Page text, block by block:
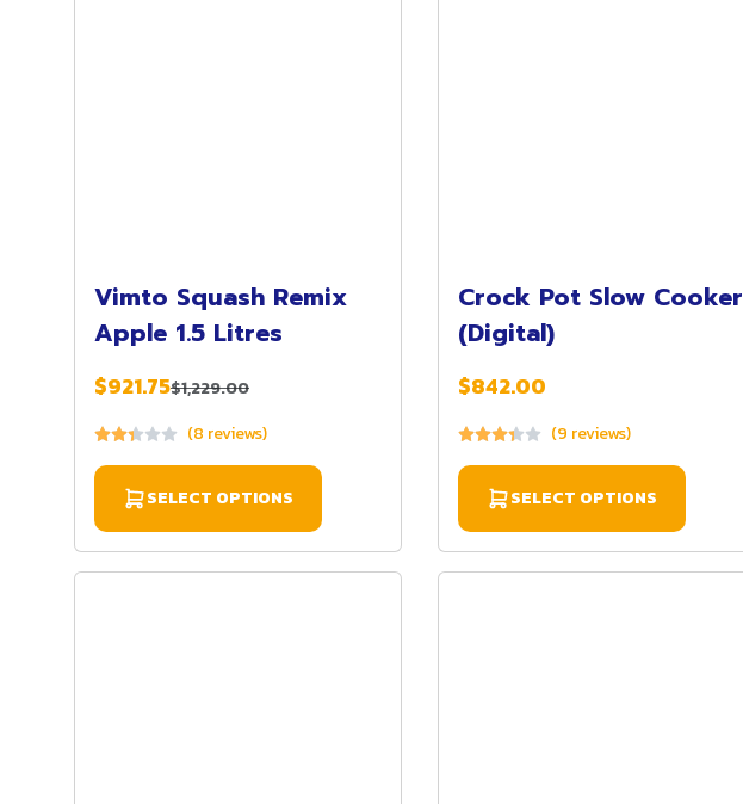
Vimto Squash Remix
Apple 1.5 Litres
$921.75$1,229.00
(8 reviews)
SELECT OPTIONS
Crock Pot Slow Cooker
(Digital)
$842.00
(9 reviews)
SELECT OPTIONS